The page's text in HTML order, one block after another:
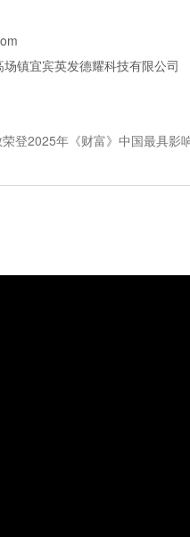
镇宜宾英发德耀科技有限公司
登2025年《财富》中国最具